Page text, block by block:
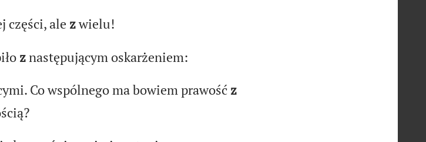
części, ale zwielu!
znastępującym oskarżeniem:
Co wspólnego ma bowiem prawość z